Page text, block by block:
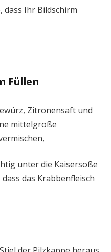
dass Ihr Bildschirm
Füllen
Zitronensaft und
mittelgroße
unter die Kaisersoße
das Krabbenfleisch